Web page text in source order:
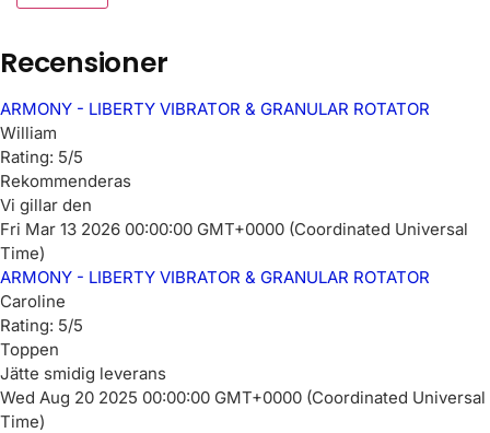
Recensioner
ARMONY - LIBERTY VIBRATOR & GRANULAR ROTATOR
William
Rating: 5/5
Rekommenderas
Vi gillar den
Fri Mar 13 2026 00:00:00 GMT+0000 (Coordinated Universal
Time)
ARMONY - LIBERTY VIBRATOR & GRANULAR ROTATOR
Caroline
Rating: 5/5
Toppen
Jätte smidig leverans
Wed Aug 20 2025 00:00:00 GMT+0000 (Coordinated Universal
Time)